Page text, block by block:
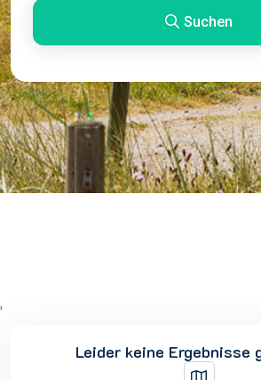
Suchen
'
Leider keine Ergebnisse